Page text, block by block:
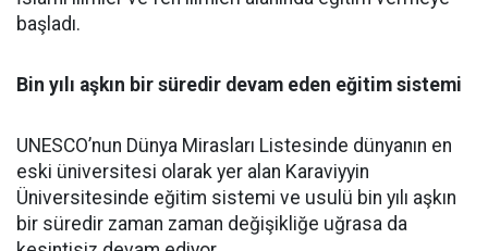
başladı.
Bin yılı aşkın bir süredir devam eden eğitim sistemi
UNESCO’nun Dünya Mirasları Listesinde dünyanın en
eski üniversitesi olarak yer alan Karaviyyin
Üniversitesinde eğitim sistemi ve usulü bin yılı aşkın
bir süredir zaman zaman değişikliğe uğrasa da